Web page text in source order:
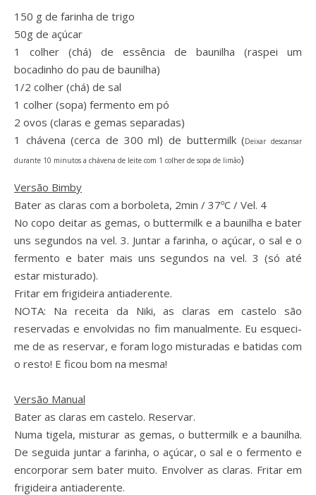
150 g de farinha de trigo
50g de açúcar
1 colher (chá) de essência de baunilha (raspei um
bocadinho do pau de baunilha)
1/2 colher (chá) de sal
1 colher (sopa) fermento em pó
2 ovos (claras e gemas separadas)
1 chávena (cerca de 300 ml) de buttermilk (Deixar descansar
durante 10 minutos a chávena de leite com 1 colher de sopa de limão)
Versão Bimby
Bater as claras com a borboleta, 2min / 37ºC / Vel. 4
No copo deitar as gemas, o buttermilk e a baunilha e bater
uns segundos na vel. 3. Juntar a farinha, o açúcar, o sal e o
fermento e bater mais uns segundos na vel. 3 (só até
estar misturado).
Fritar em frigideira antiaderente.
NOTA: Na receita da Niki, as claras em castelo são
reservadas e envolvidas no fim manualmente. Eu esqueci-
me de as reservar, e foram logo misturadas e batidas com
o resto! E ficou bom na mesma!
Versão Manual
Bater as claras em castelo. Reservar.
Numa tigela, misturar as gemas, o buttermilk e a baunilha.
De seguida juntar a farinha, o açúcar, o sal e o fermento e
encorporar sem bater muito. Envolver as claras. Fritar em
frigideira antiaderente.